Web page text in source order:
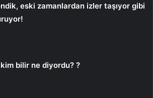
eski zamanlardan izler taşıyor gibi
bilir ne diyordu? ?